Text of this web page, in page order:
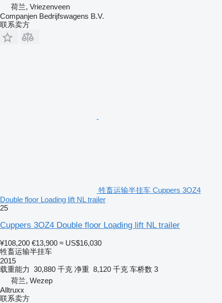
荷兰, Vriezenveen
Companjen Bedrijfswagens B.V.
联系卖方
牲畜运输半挂车 Cuppers 3OZ4
Double floor Loading lift NL trailer
25
Cuppers 3OZ4 Double floor Loading lift NL trailer
¥108,200 €13,900 ≈ US$16,030
牲畜运输半挂车
2015
载重能力 30,880 千克 净重 8,120 千克 车桥数 3
荷兰, Wezep
Alltruxx
联系卖方